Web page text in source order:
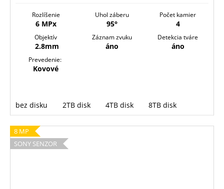
Rozlíšenie
6 MPx
Uhol záberu
95°
Počet kamier
4
Objektív
2.8mm
Záznam zvuku
áno
Detekcia tváre
áno
Prevedenie:
Kovové
bez disku 2TB disk 4TB disk 8TB disk
8 MP
SONY SENZOR